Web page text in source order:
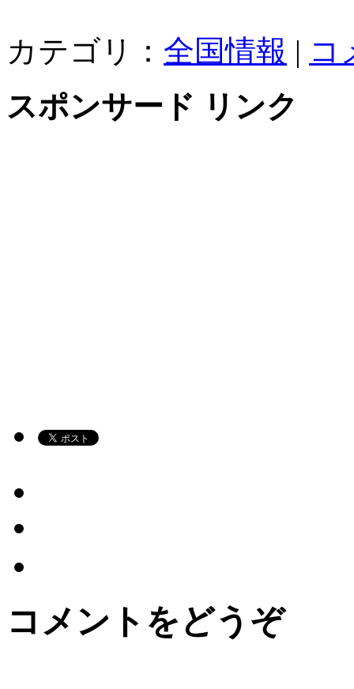
カテゴリ： 全国情報 | コ
スポンサード リンク
コメントをどうぞ